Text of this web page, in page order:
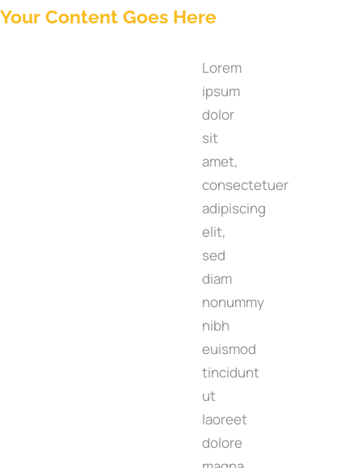
Your Content Goes Here
Lorem
ipsum
dolor
sit
amet,
consectetuer
adipiscing
elit,
sed
diam
nonummy
nibh
euismod
tincidunt
ut
laoreet
dolore